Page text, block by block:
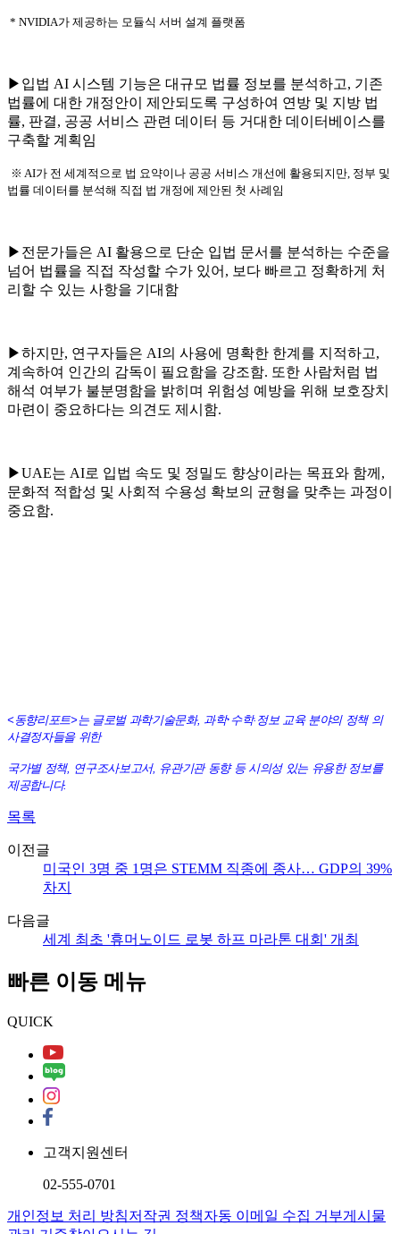
* NVIDIA가 제공하는 모듈식 서버 설계 플랫폼
▶입법 AI 시스템 기능은 대규모 법률 정보를 분석하고, 기존
법률에 대한 개정안이 제안되도록 구성하여 연방 및 지방 법
률, 판결, 공공 서비스 관련 데이터 등 거대한 데이터베이스를
구축할 계획임
※ AI가 전 세계적으로 법 요약이나 공공 서비스 개선에 활용되지만, 정부 및
법률 데이터를 분석해 직접 법 개정에 제안된 첫 사례임
▶전문가들은 AI 활용으로 단순 입법 문서를 분석하는 수준을
넘어 법률을 직접 작성할 수가 있어, 보다 빠르고 정확하게 처
리할 수 있는 사항을 기대함
▶하지만, 연구자들은 AI의 사용에 명확한 한계를 지적하고,
계속하여 인간의 감독이 필요함을 강조함. 또한 사람처럼 법
해석 여부가 불분명함을 밝히며 위험성 예방을 위해 보호장치
마련이 중요하다는 의견도 제시함.
▶UAE는 AI로 입법 속도 및 정밀도 향상이라는 목표와 함께,
문화적 적합성 및 사회적 수용성 확보의 균형을 맞추는 과정이
중요함.
<동향리포트>는 글로벌 과학기술문화, 과학·수학· 정보교육 분야의 정책 의
사결정자들을 위한
국가별 정책, 연구조사보고서, 유관기관 동향 등 시의성 있는 유용한 정보를
제공합니다.
목록
이전글
미국인 3명 중 1명은 STEMM 직종에 종사… GDP의 39%
차지
다음글
세계 최초 '휴머노이드 로봇 하프 마라톤 대회' 개최
빠른 이동 메뉴
QUICK
고객지원센터
02-555-0701
개인정보 처리 방침저작권 정책자동 이메일 수집 거부게시물